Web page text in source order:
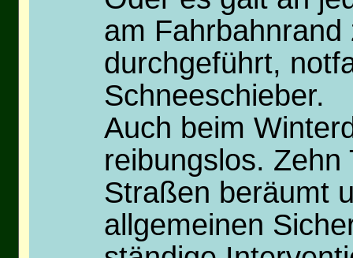
am
durchgeführt,
Schneeschieber.
Auch beim
reibungslos. Zehn
Straßen beräumt
allgemeinen